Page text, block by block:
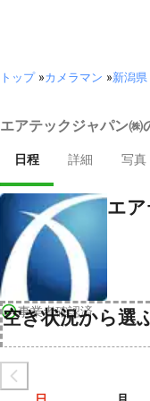
トップ»カメラマン »新潟県
エアテックジャパン㈱
日程 詳細 写真
事業者確認済
エ
空き状況から選